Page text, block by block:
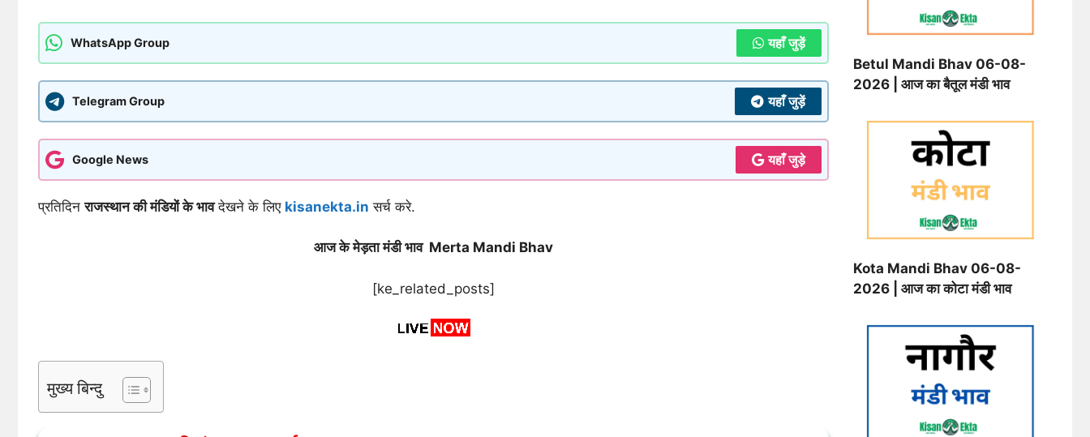
WhatsApp Group यहाँ जुड़ें
Telegram Group यहाँ जुड़ें
Google News यहाँ जुड़े
प्रतिदिनराजस्थान की मंडियों के भावदेखने के लिए kisanekta.in सर्च करे.
आज के मेड़ता मंडी भाव Merta Mandi Bhav
[ke_related_posts]
मुख्य बिन्दु
Betul Mandi Bhav 06-08-
2026 | आज का बैतूल मंडी भाव
Kota Mandi Bhav 06-08-
2026 | आज का कोटा मंडी भाव